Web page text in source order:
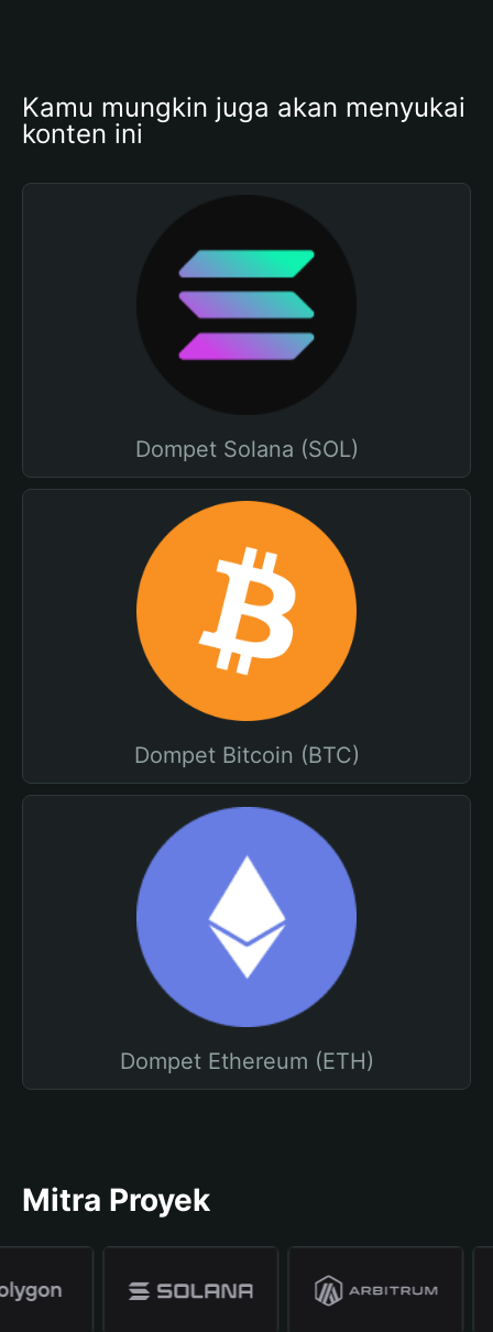
Kamu mungkin juga akan menyukai
konten ini
Dompet Solana (SOL)
Dompet Bitcoin (BTC)
Dompet Ethereum (ETH)
Mitra Proyek